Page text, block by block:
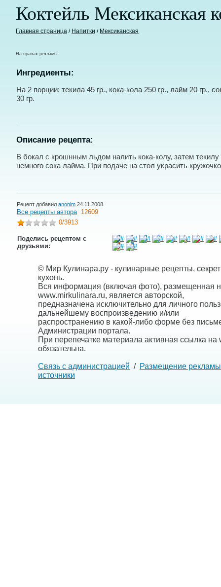
Коктейль Мексиканская
Главная страница / Напитки / Мексиканская
На правах рекламы:
Ингредиенты:
На 2 порции: текила 45 гр., кока-кола 250 гр., лайм 20 гр.,
30 гр.
Описание рецепта:
В бокал с крошнным льдом налить кока-колу, затем текилу
немного сока лайма. При подаче на стол украсить
Рецепт добавил anonim 24.11.2008
Все рецепты автора 12609
0/3913
Поделись рецептом с
друзьями:
© Мир Кулинара.ру - кулинарные рецепты,
кухонь.
Вся информация (включая фото), размещенная
www.mirkulinara.ru, является авторской,
предназначена исключительно для личного
дальнейшему воспроизведению и/или
распространению в какой-либо форме без
Администрации портала.
При перепечатке материала активная ссылка на
обязательна.
Связь с администрацией / Размещение рекламы
источники